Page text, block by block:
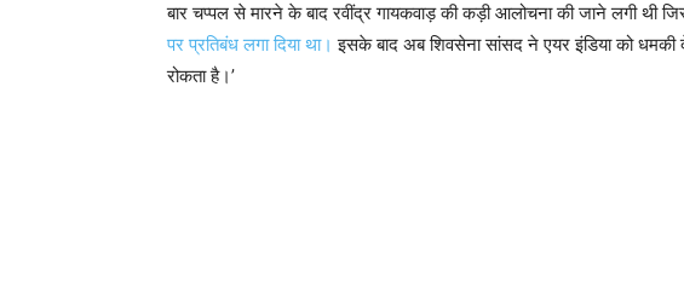
बार चप्पल से मारने के बाद रवींद्र गायकवाड़ की कड़ी आलोचना की जाने लगी थी
पर प्रतिबंध लगा दिया था। इसके बाद अब शिवसेना सांसद ने एयर इंडिया को
रोकता है।’